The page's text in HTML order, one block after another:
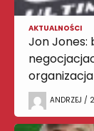
AKTUALNOŚCI
Jon Jones:
ANDRZEJ /